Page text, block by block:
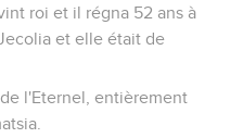
roi et il régna 52 ans à
et elle était de
l'Eternel, entièrement